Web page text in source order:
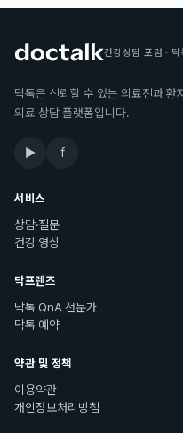
건강상담 포럼 · 닥
닥톡은 신뢰할 수 있는 의료진과 환
의료 상담 플랫폼입니다.
▶ f
서비스
상담·질문
건강 영상
닥프렌즈
닥톡 QnA 전문가
닥톡 예약
약관 및 정책
이용약관
개인정보처리방침